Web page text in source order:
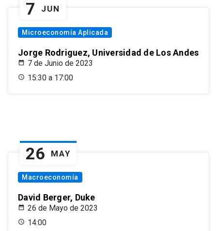
7 JUN
Microeconomía Aplicada
Jorge Rodriguez, Universidad de Los Andes
7 de Junio de 2023
15:30 a 17:00
26 MAY
Macroeconomía
David Berger, Duke
26 de Mayo de 2023
14:00